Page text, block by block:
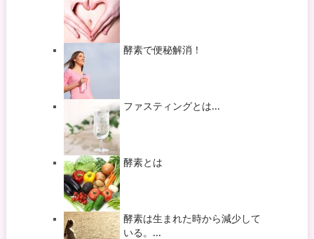
酵素で便秘解消！
ファスティングとは...
酵素とは
酵素は生まれた時から減少して
いる。...